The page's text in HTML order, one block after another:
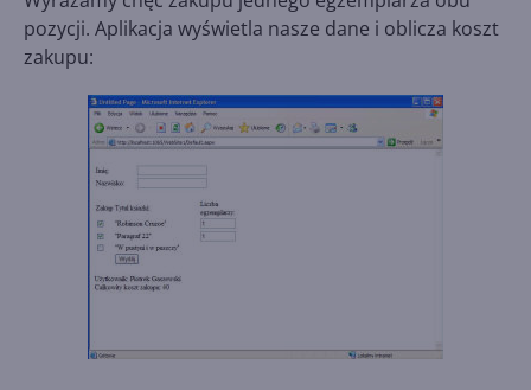
pozycji. Aplikacja wyświetla nasze dane i oblicza koszt
zakupu: